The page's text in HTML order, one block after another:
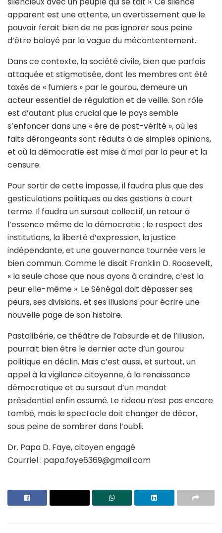
apparent est une attente, un avertissement que le
pouvoir ferait bien de ne pas ignorer sous peine
d’être balayé par la vague du mécontentement.
Dans ce contexte, la société civile, bien que parfois
attaquée et stigmatisée, dont les membres ont été
taxés de « fumiers » par le gourou, demeure un
acteur essentiel de régulation et de veille. Son rôle
est d’autant plus crucial que le pays semble
s’enfoncer dans une « ère de post-vérité », où les
faits dérangeants sont réduits à de simples opinions,
et où la démocratie est mise à mal par la peur et la
censure.
Pour sortir de cette impasse, il faudra plus que des
gesticulations politiques ou des gestions à court
terme. Il faudra un sursaut collectif, un retour à
l’essence même de la démocratie : le respect des
institutions, la liberté d’expression, la justice
indépendante, et une gouvernance tournée vers le
bien commun. Comme le disait Franklin D. Roosevelt,
« la seule chose que nous ayons à craindre, c’est la
peur elle-même ». Le Sénégal doit dépasser ses
peurs, ses divisions, et ses illusions pour écrire une
nouvelle page de son histoire.
Pastalibérie, ce théâtre de l’absurde et de l’illusion,
pourrait bien être le dernier acte d’un gourou
politique en déclin. Mais c’est aussi, et surtout, un
appel à la vigilance citoyenne, à la renaissance
démocratique et au sursaut d’un mandat
présidentiel enfin assumé. Le rideau n’est pas encore
tombé, mais le spectacle doit changer de décor,
sous peine de sombrer dans l’oubli.
Dr. Papa D. Faye, citoyen engagé
Courriel : papa.faye6369@gmail.com